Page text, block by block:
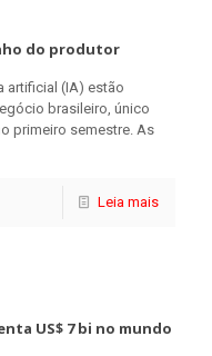
do produtor
artificial (IA) estão
brasileiro, único
primeiro semestre. As
Leia mais
US$ 7 bi no mundo